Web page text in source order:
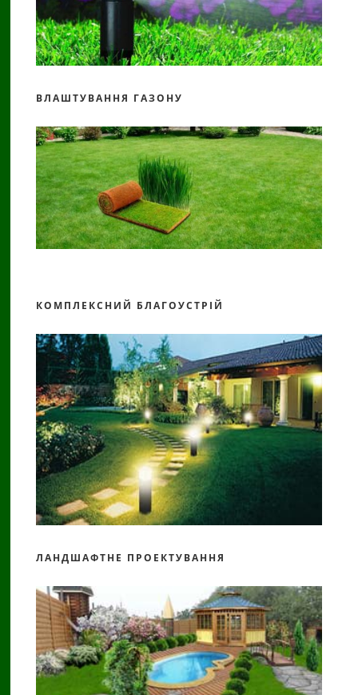
ВЛАШТУВАННЯ ГАЗОНУ
КОМПЛЕКСНИЙ БЛАГОУСТРІЙ
ЛАНДШАФТНЕ ПРОЕКТУВАННЯ